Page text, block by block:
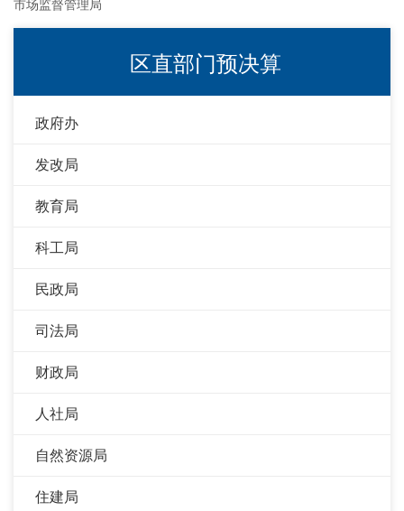
市场监督管理局
区直部门预决算
政府办
发改局
教育局
科工局
民政局
司法局
财政局
人社局
自然资源局
住建局